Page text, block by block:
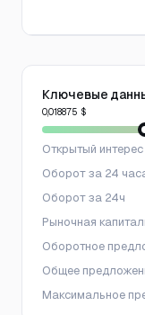
Ключевые
0,018875 $
Открытый интерес
Оборот за 24
Оборот за 24ч
Рыночная
Оборотное
Общее
Максимальное